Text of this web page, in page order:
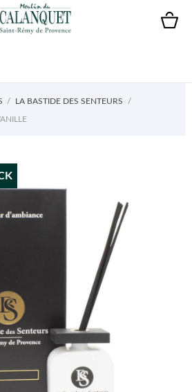
LA BASTIDE DES SENTEURS